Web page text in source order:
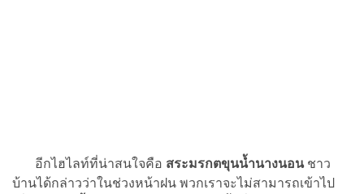
อีกไฮไลท์ที่น่าสนใจคือ สระมรกตขุนน้ำนางนอนชาว
บ้านได้กล่าวว่าในช่วงหน้าฝน พวกเราจะไม่สามารถเข้าไป